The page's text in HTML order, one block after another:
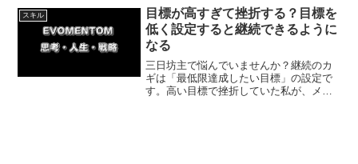
すく解説します。新しい視点を取り入れ
て悩みを解消しましょう！
スキル
目標が高すぎて挫折する？目標を
低く設定すると継続できるように
なる
三日坊主で悩んでいませんか？継続のカ
ギは「最低限達成したい目標」の設定で
す。高い目標で挫折していた私が、メン